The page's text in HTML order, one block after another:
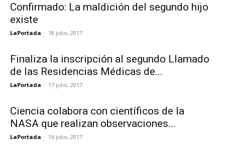
Confirmado: La maldición del segundo hijo
existe
LaPortada - 18 julio, 2017
Finaliza la inscripción al segundo Llamado
de las Residencias Médicas de...
LaPortada - 17 julio, 2017
Ciencia colabora con científicos de la
NASA que realizan observaciones...
LaPortada - 16 julio, 2017